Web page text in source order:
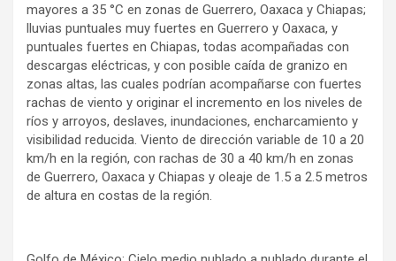
mayores a 35 °C en zonas de Guerrero, Oaxaca y Chiapas;
lluvias puntuales muy fuertes en Guerrero y Oaxaca, y
puntuales fuertes en Chiapas, todas acompañadas con
descargas eléctricas, y con posible caída de granizo en
zonas altas, las cuales podrían acompañarse con fuertes
rachas de viento y originar el incremento en los niveles de
ríos y arroyos, deslaves, inundaciones, encharcamiento y
visibilidad reducida. Viento de dirección variable de 10 a 20
km/h en la región, con rachas de 30 a 40 km/h en zonas
de Guerrero, Oaxaca y Chiapas y oleaje de 1.5 a 2.5 metros
de altura en costas de la región.